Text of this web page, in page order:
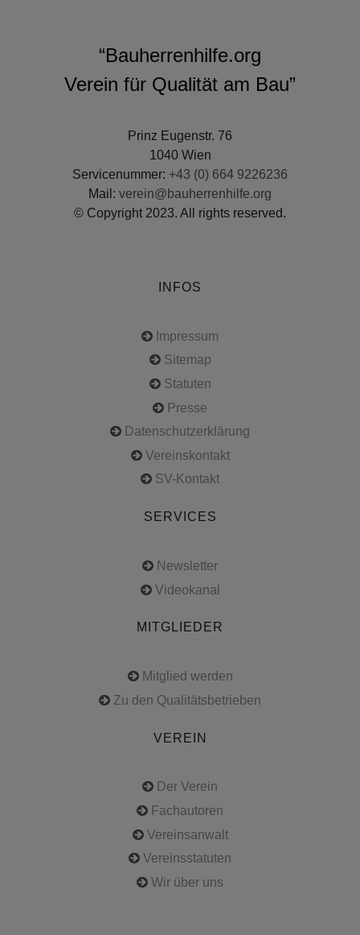
“Bauherrenhilfe.org
Verein für Qualität am Bau”
Prinz Eugenstr. 76
1040 Wien
Servicenummer: +43 (0) 664 9226236
Mail: verein@bauherrenhilfe.org
© Copyright 2023. All rights reserved.
INFOS
Impressum
Sitemap
Statuten
Presse
Datenschutzerklärung
Vereinskontakt
SV-Kontakt
SERVICES
Newsletter
Videokanal
MITGLIEDER
Mitglied werden
Zu den Qualitätsbetrieben
VEREIN
Der Verein
Fachautoren
Vereinsanwalt
Vereinsstatuten
Wir über uns